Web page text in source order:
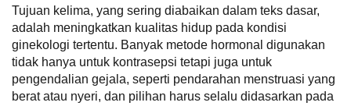
Tujuan kelima, yang sering diabaikan dalam teks dasar,
adalah meningkatkan kualitas hidup pada kondisi
ginekologi tertentu. Banyak metode hormonal digunakan
tidak hanya untuk kontrasepsi tetapi juga untuk
pengendalian gejala, seperti pendarahan menstruasi yang
berat atau nyeri, dan pilihan harus selalu didasarkan pada